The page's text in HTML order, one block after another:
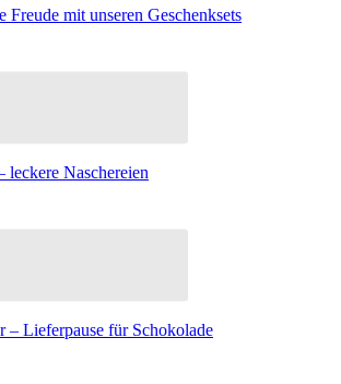
Freude mit unseren Geschenksets
leckere Naschereien
– Lieferpause für Schokolade